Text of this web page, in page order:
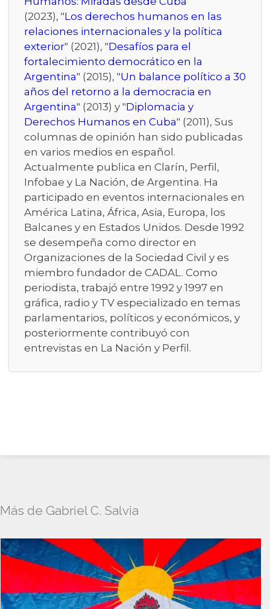
(2023), "Los derechos humanos en las
relaciones internacionales y la política
exterior" (2021), "Desafíos para el
fortalecimiento democrático en la
Argentina" (2015), "Un balance político a 30
años del retorno a la democracia en
Argentina" (2013) y "Diplomacia y
Derechos Humanos en Cuba" (2011), Sus
columnas de opinión han sido publicadas
en varios medios en español.
Actualmente publica en Clarín, Perfil,
Infobae y La Nación, de Argentina. Ha
participado en eventos internacionales en
América Latina, África, Asia, Europa, los
Balcanes y en Estados Unidos. Desde 1992
se desempeña como director en
Organizaciones de la Sociedad Civil y es
miembro fundador de CADAL. Como
periodista, trabajó entre 1992 y 1997 en
gráfica, radio y TV especializado en temas
parlamentarios, políticos y económicos, y
posteriormente contribuyó con
entrevistas en La Nación y Perfil.
Más de Gabriel C. Salvia